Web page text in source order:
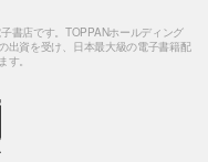
書店です。TOPPANホールディング
出資を受け、日本最大級の電子書籍配
。